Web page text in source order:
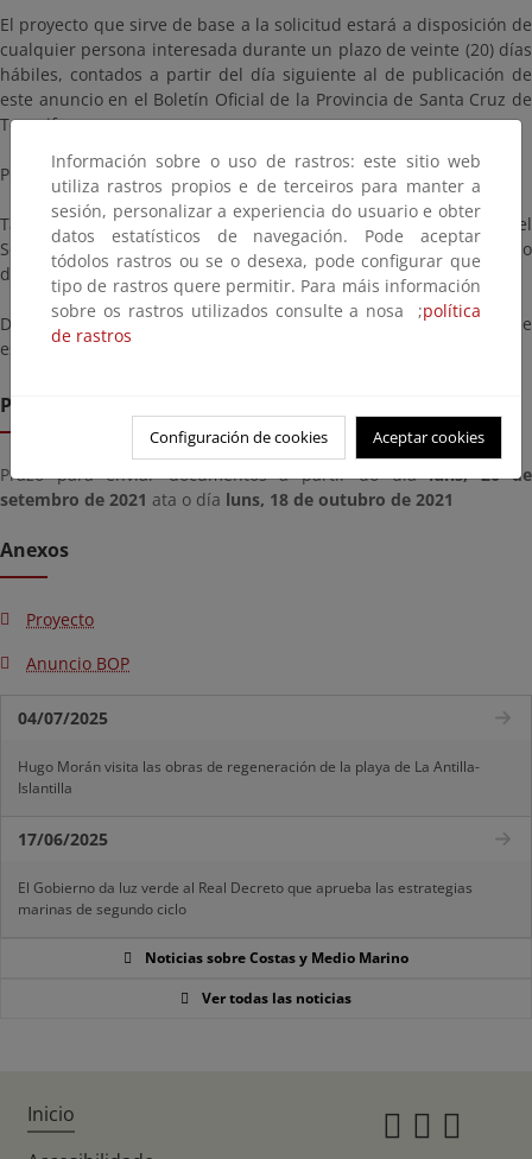
El proyecto que sirve de base a la solicitud estará a disposición de
cualquier persona interesada durante un plazo de veinte (20) días
hábiles, contados a partir del día siguiente al de publicación de
este anuncio en el Boletín Oficial de la Provincia de Santa Cruz de
Tenerife.
Podrá ser consultado en esta página.
También podrá ser examinado, previa cita, en las oficinas del
Servicio Provincial de Costas en Santa Cruz de Tenerife, en horario
de 9:00 a 14:00 horas, de lunes a viernes.
Durante este plazo podrán formularse las alegaciones que se
estimen oportunas.
Prazo de remisión
Prazo para enviar documentos a partir do díaluns, 20 de
setembro de 2021 ata o día luns, 18 de outubro de 2021
Anexos
Proyecto
Anuncio BOP
04/07/2025
Hugo Morán visita las obras de regeneración de la playa de La Antilla-
Islantilla
17/06/2025
El Gobierno da luz verde al Real Decreto que aprueba las estrategias
marinas de segundo ciclo
Noticias sobre Costas y Medio Marino
Ver todas las noticias
Información sobre o uso de rastros: este sitio web
utiliza rastros propios e de terceiros para manter a
sesión, personalizar a experiencia do usuario e obter
datos estatísticos de navegación. Pode aceptar
tódolos rastros ou se o desexa, pode configurar que
tipo de rastros quere permitir. Para máis información
sobre os rastros utilizados consulte a nosa ;política
de rastros
Configuración de cookies Aceptar cookies
Inicio